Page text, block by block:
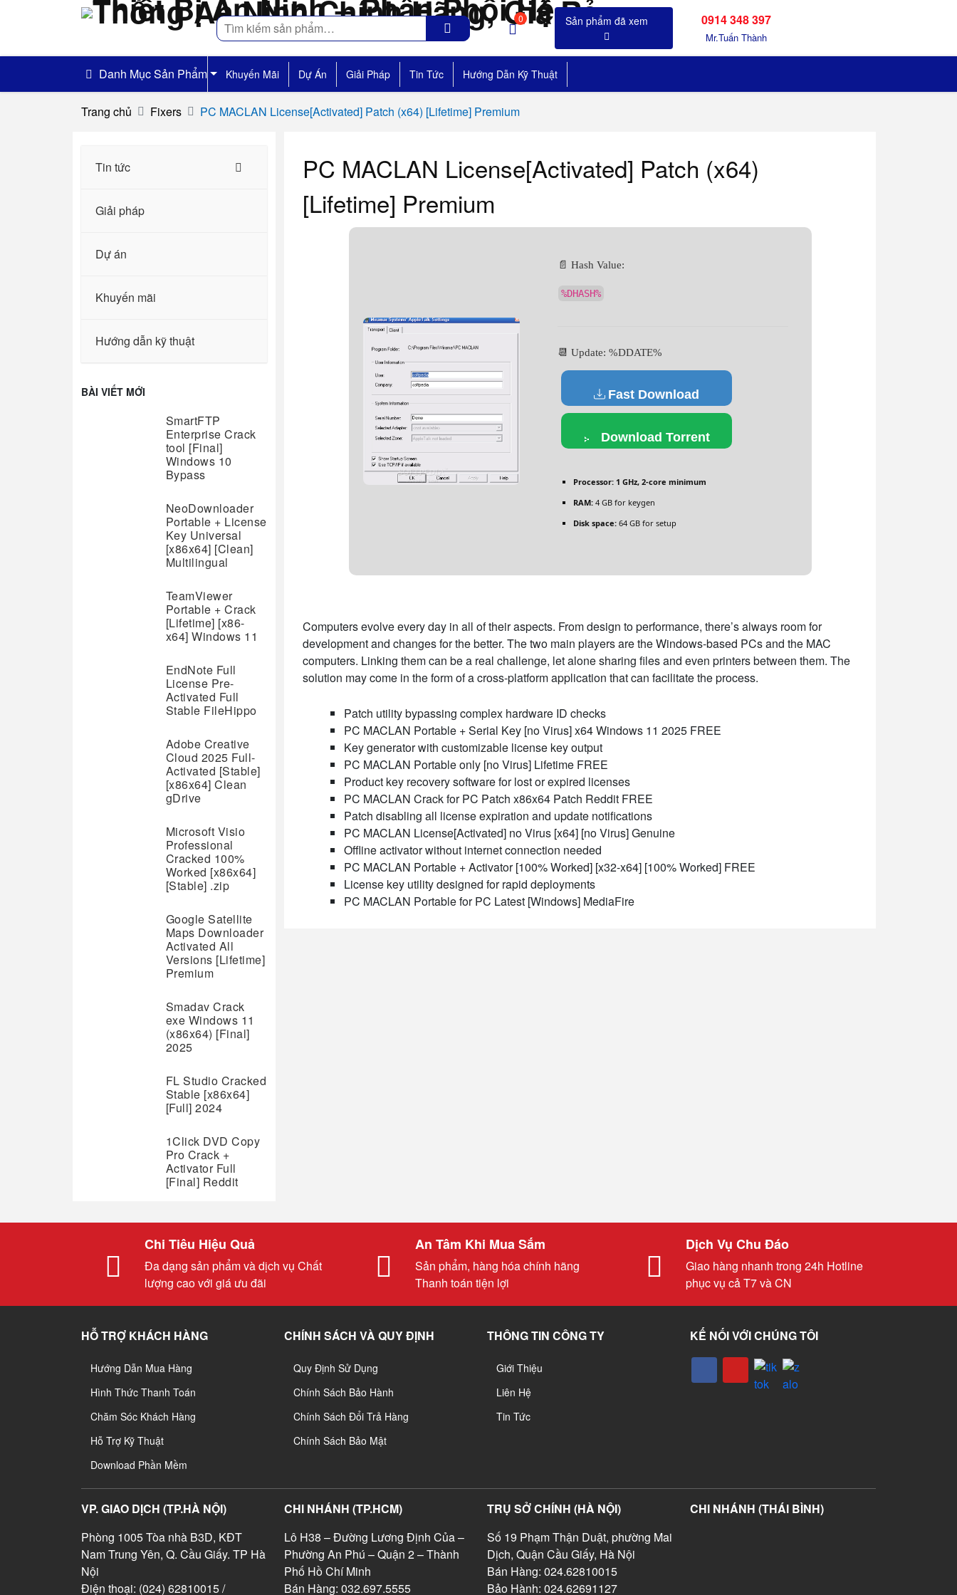
Tìm
kiếm
0 0914 348 397
Mr.Tuấn Thành
Danh Mục Sản Phẩm Khuyến Mãi Dự Án Giải Pháp Tin Tức Hướng Dẫn Kỹ Thuật
Trang chủ Fixers PC MACLAN License[Activated] Patch (x64) [Lifetime] Premium
Tin tức
Giải pháp
Dự án
Khuyến mãi
Hướng dẫn kỹ thuật
BÀI VIẾT MỚI
SmartFTP
Enterprise Crack
tool [Final]
Windows 10
Bypass
NeoDownloader
Portable + License
Key Universal
[x86x64] [Clean]
Multilingual
TeamViewer
Portable + Crack
[Lifetime] [x86-
x64] Windows 11
EndNote Full
License Pre-
Activated Full
Stable FileHippo
Adobe Creative
Cloud 2025 Full-
Activated [Stable]
[x86x64] Clean
gDrive
Microsoft Visio
Professional
Cracked 100%
Worked [x86x64]
[Stable] .zip
Google Satellite
Maps Downloader
Activated All
Versions [Lifetime]
Premium
Smadav Crack
exe Windows 11
(x86x64) [Final]
2025
FL Studio Cracked
Stable [x86x64]
[Full] 2024
1Click DVD Copy
Pro Crack +
Activator Full
[Final] Reddit
PC MACLAN License[Activated] Patch (x64)
[Lifetime] Premium
📄 Hash Value:
%DHASH%
📆 Update: %DDATE%
Fast Download
Download Torrent
Processor:1 GHz, 2-core minimum
RAM:4 GB for keygen
Disk space:64 GB for setup
Computers evolve every day in all of their aspects. From design to performance, there’s always room for
development and changes for the better. The two main players are the Windows-based PCs and the MAC
computers. Linking them can be a real challenge, let alone sharing files and even printers between them. The
solution may come in the form of a cross-platform application that can facilitate the process.
Patch utility bypassing complex hardware ID checks
PC MACLAN Portable + Serial Key [no Virus] x64 Windows 11 2025 FREE
Key generator with customizable license key output
PC MACLAN Portable only [no Virus] Lifetime FREE
Product key recovery software for lost or expired licenses
PC MACLAN Crack for PC Patch x86x64 Patch Reddit FREE
Patch disabling all license expiration and update notifications
PC MACLAN License[Activated] no Virus [x64] [no Virus] Genuine
Offline activator without internet connection needed
PC MACLAN Portable + Activator [100% Worked] [x32-x64] [100% Worked] FREE
License key utility designed for rapid deployments
PC MACLAN Portable for PC Latest [Windows] MediaFire
Chi Tiêu Hiệu Quả
Đa dạng sản phẩm và dịch vụ Chất
lượng cao với giá ưu đãi
An Tâm Khi Mua Sắm
Sản phẩm, hàng hóa chính hãng
Thanh toán tiện lợi
Dịch Vụ Chu Đáo
Giao hàng nhanh trong 24h Hotline
phục vụ cả T7 và CN
HỖ TRỢ KHÁCH HÀNG
Hướng Dẫn Mua Hàng
Hình Thức Thanh Toán
Chăm Sóc Khách Hàng
Hỗ Trợ Kỹ Thuật
Download Phần Mềm
CHÍNH SÁCH VÀ QUY ĐỊNH
Quy Định Sử Dụng
Chính Sách Bảo Hành
Chính Sách Đổi Trả Hàng
Chính Sách Bảo Mật
THÔNG TIN CÔNG TY
Giới Thiệu
Liên Hệ
Tin Tức
KẾ NỐI VỚI CHÚNG TÔI
VP. GIAO DỊCH (TP.HÀ NỘI)
Phòng 1005 Tòa nhà B3D, KĐT
Nam Trung Yên, Q. Cầu Giấy. TP Hà
Nội
Điện thoại: (024) 62810015 /
CHI NHÁNH (TP.HCM)
Lô H38 – Đường Lương Định Của –
Phường An Phú – Quận 2 – Thành
Phố Hồ Chí Minh
Bán Hàng: 032.697.5555
TRỤ SỞ CHÍNH (HÀ NỘI)
Số 19 Phạm Thận Duật, phường Mai
Dịch, Quận Cầu Giấy, Hà Nội
Bán Hàng: 024.62810015
Bảo Hành: 024.62691127
CHI NHÁNH (THÁI BÌNH)